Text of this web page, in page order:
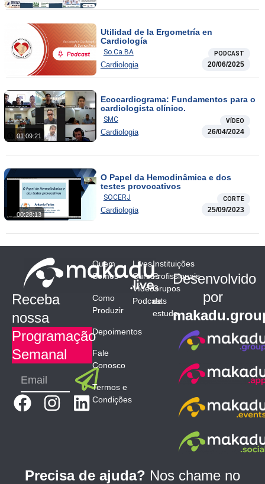
Utilidad de la Ergometría en
Cardiología
So.Ca.BA PODCAST
Cardiologia 20/06/2025
01:09:21
Ecocardiograma: Fundamentos para o
cardiologista clínico.
SMC VÍDEO
Cardiologia 26/04/2024
00:28:13
O Papel da Hemodinâmica e dos
testes provocativos
SOCERJ CORTE
Cardiologia 25/09/2023
Receba
nossa
Programação
Semanal
Submit
F
b
I
a
L
e
Quem
Somos
Como
Produzir
Depoimentos
Fale
Conosco
Termos e
Condições
Lives
Cursos
Vídeos
Podcasts
Instituições
Profissionais
Grupos
de
estudo
Desenvolvido
por
Precisa de ajuda? Nos chame no